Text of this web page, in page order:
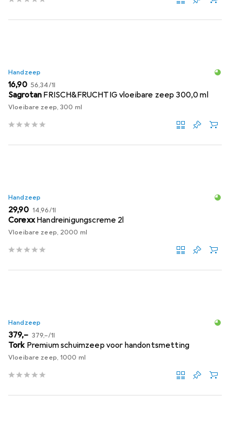
Handzeep
EUR
16,90 EUR
56,34/1l
Sagrotan FRISCH&FRUCHTIG vloeibare zeep 300,0 ml
Vloeibare zeep, 300 ml
Handzeep
EUR
29,90 EUR
14,96/1l
Corexx Handreinigungscreme 2l
Vloeibare zeep, 2000 ml
Handzeep
EUR
379,– EUR
379,–/1l
Tork Premium schuimzeep voor handontsmetting
Vloeibare zeep, 1000 ml